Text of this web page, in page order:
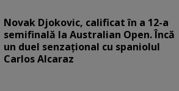
Novak Djokovic, calificat în a 12-a
semifinală la Australian Open. Încă
un duel senzațional cu spaniolul
Carlos Alcaraz